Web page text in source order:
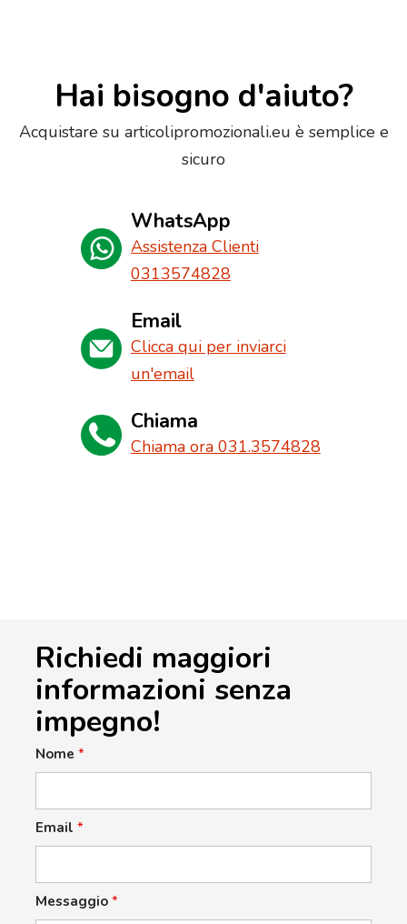
Hai bisogno d'aiuto?
Acquistare su articolipromozionali.eu è semplice e
sicuro
WhatsApp
Assistenza Clienti
0313574828
Email
Clicca qui per inviarci
un'email
Chiama
Chiama ora 031.3574828
Richiedi maggiori
informazioni senza
impegno!
Nome *
Email *
Messaggio *